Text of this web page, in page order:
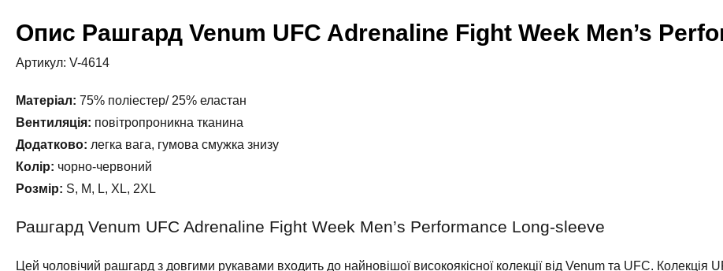
Опис Рашгард Venum UFC Adrenaline Fight Week Men’s
Артикул: V-4614
Матеріал: 75% поліестер/ 25% еластан
Вентиляція: повітропроникна тканина
Додатково: легка вага, гумова смужка знизу
Колір: чорно-червоний
Розмір: S, M, L, XL, 2XL
Рашгард Venum UFC Adrenaline Fight Week Men’s Performance Long-sleeve
Цей чоловічий рашгард з довгими рукавами входить до найновішої високоякісної колекції від Venum та UFC.